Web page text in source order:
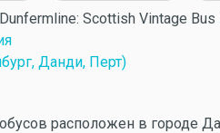
Scottish Vintage Bus
Данди, Перт)
расположен в городе